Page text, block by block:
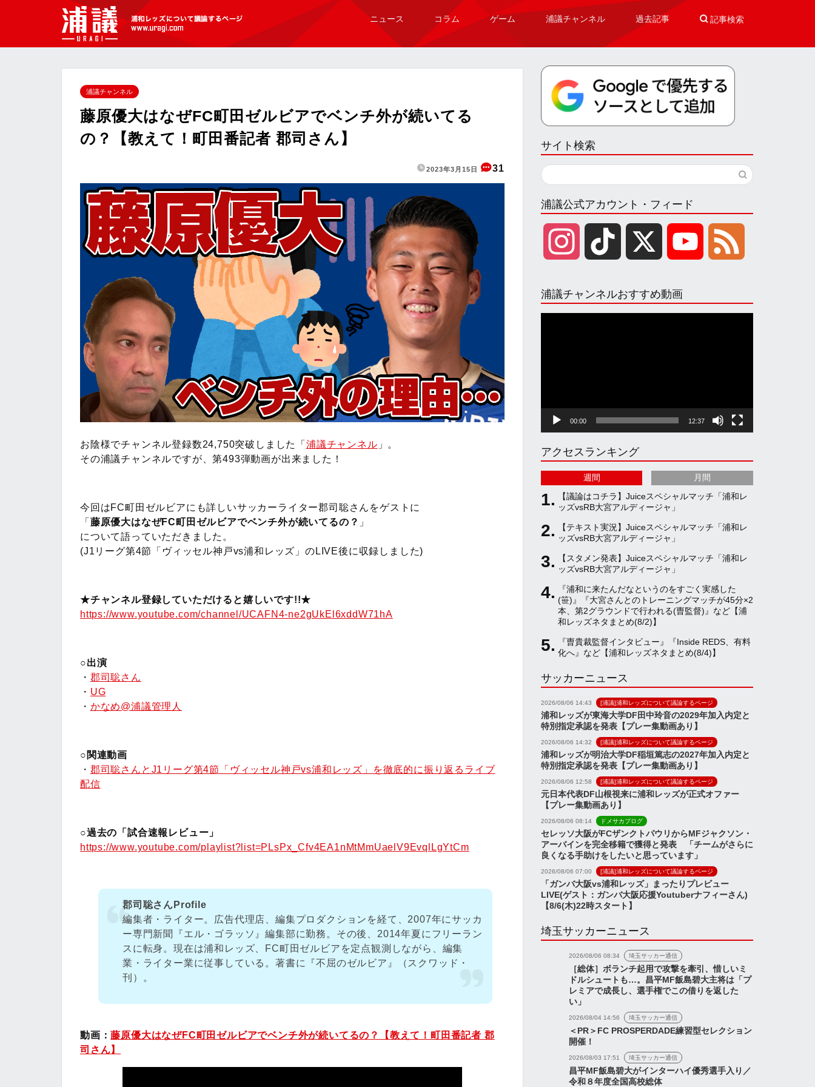
[浦議]浦和レッズについて議論するペ
ニュース コラム ゲーム 浦議チャンネル 過去記事  記事検索
浦議チャンネル
藤原優大はなぜFC町田ゼルビアでベンチ外が続いてる
の？【教えて！町田番記者 郡司さん】
2023年3月15日 31
お陰様でチャンネル登録数24,750突破しました「 浦議チャンネル 」。
その浦議チャンネルですが、第493弾動画が出来ました！
今回はFC町田ゼルビアにも詳しいサッカーライター郡司聡さんをゲストに
「 藤原優大はなぜFC町田ゼルビアでベンチ外が続いてるの？ 」
について語っていただきました。
(J1リーグ第4節「ヴィッセル神戸vs浦和レッズ」のLIVE後に収録しました)
★チャンネル登録していただけると嬉しいです!!★
https://www.youtube.com/channel/UCAFN4-ne2gUkEl6xddW71hA
○出演
・ 郡司聡さん
・ UG
・ かなめ@浦議管理人
○関連動画
・ 郡司聡さんとJ1リーグ第4節「ヴィッセル神戸vs浦和レッズ」を徹底的に振り返るライブ
配信
○過去の「試合速報レビュー」
https://www.youtube.com/playlist?list=PLsPx_Cfv4EA1nMtMmUaelV9EvqlLgYtCm
郡司聡さんProfile
編集者・ライター。広告代理店、編集プロダクションを経て、2007年にサッカ
ー専門新聞『エル・ゴラッソ』編集部に勤務。その後、2014年夏にフリーラン
スに転身。現在は浦和レッズ、FC町田ゼルビアを定点観測しながら、編集
業・ライター業に従事している。著書に『不屈のゼルビア』（スクワッド・
刊）。
動画：藤原優大はなぜFC町田ゼルビアでベンチ外が続いてるの？【教えて！町田番記者 郡
司さん】
サイト検索
浦議公式アカウント・フィード
s
g
r
a
m
k
k
u
b
e
C
h
n
n
l
e
浦議チャンネルおすすめ動画
00:00 12:37
アクセスランキング
週間 月間
【議論はコチラ】Juiceスペシャルマッチ「浦和レ
ッズvsRB大宮アルディージャ」
【テキスト実況】Juiceスペシャルマッチ「浦和レ
ッズvsRB大宮アルディージャ」
【スタメン発表】Juiceスペシャルマッチ「浦和レ
ッズvsRB大宮アルディージャ」
『浦和に来たんだなというのをすごく実感した
(笹)』『大宮さんとのトレーニングマッチが45分×2
本、第2グラウンドで行われる(曺監督)』など【浦
和レッズネタまとめ(8/2)】
『曺貴裁監督インタビュー』『Inside REDS、有料
化へ』など【浦和レッズネタまとめ(8/4)】
サッカーニュース
2026/08/06 14:43 [浦議]浦和レッズについて議論するページ
浦和レッズが東海大学DF田中玲音の2029年加入内定と
特別指定承認を発表【プレー集動画あり】
2026/08/06 14:32 [浦議]浦和レッズについて議論するページ
浦和レッズが明治大学DF稲垣篤志の2027年加入内定と
特別指定承認を発表【プレー集動画あり】
2026/08/06 12:58 [浦議]浦和レッズについて議論するページ
元日本代表DF山根視来に浦和レッズが正式オファー
【プレー集動画あり】
2026/08/06 08:14 ドメサカブログ
セレッソ大阪がFCザンクトパウリからMFジャクソン・
アーバインを完全移籍で獲得と発表 「チームがさらに
良くなる手助けをしたいと思っています」
2026/08/06 07:00 [浦議]浦和レッズについて議論するページ
「ガンバ大阪vs浦和レッズ」まったりプレビュー
LIVE(ゲスト：ガンバ大阪応援Youtuberナフィーさん)
【8/6(木)22時スタート】
埼玉サッカーニュース
2026/08/06 08:34 埼玉サッカー通信
［総体］ボランチ起用で攻撃を牽引、惜しいミ
ドルシュートも…。昌平MF飯島碧大主将は「プ
レミアで成長し、選手権でこの借りを返した
い」
2026/08/04 14:56 埼玉サッカー通信
＜PR＞FC PROSPERDADE練習型セレクション
開催！
2026/08/03 17:51 埼玉サッカー通信
昌平MF飯島碧大がインターハイ優秀選手入り／
令和８年度全国高校総体